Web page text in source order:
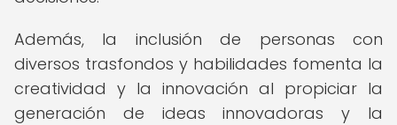
Además, la inclusión de personas con
diversos trasfondos y habilidades fomenta la
creatividad y la innovación al propiciar la
generación de ideas innovadoras y la